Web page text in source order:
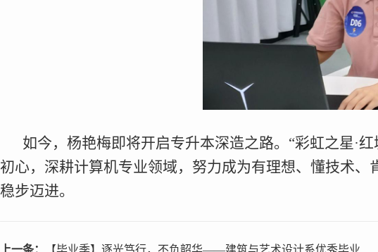
如今，杨艳梅即将开启专升本深造之路。“彩虹之星·
初心，深耕计算机专业领域，努力成为有理想、懂技术
稳步迈进。